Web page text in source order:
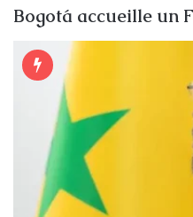
Bogotá accueille un